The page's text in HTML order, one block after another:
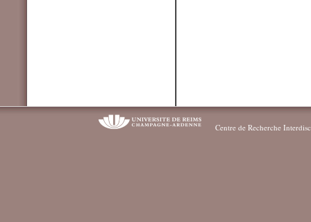
Centre de Recherche